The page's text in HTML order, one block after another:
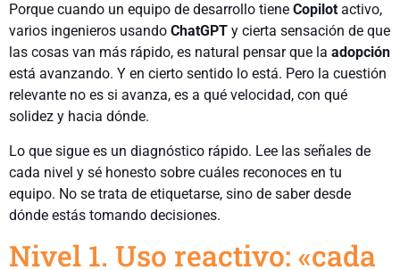
Porque cuando un equipo de desarrollo tiene Copilot activo,
varios ingenieros usando ChatGPT y cierta sensación de que
las cosas van más rápido, es natural pensar que la adopción
está avanzando. Y en cierto sentido lo está. Pero la cuestión
relevante no es si avanza, es a qué velocidad, con qué
solidez y hacia dónde.
Lo que sigue es un diagnóstico rápido. Lee las señales de
cada nivel y sé honesto sobre cuáles reconoces en tu
equipo. No se trata de etiquetarse, sino de saber desde
dónde estás tomando decisiones.
Nivel 1. Uso reactivo: «cada